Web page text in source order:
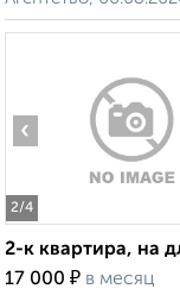
2/4
‹
2-к квартира, на
17 000 ₽ в месяц